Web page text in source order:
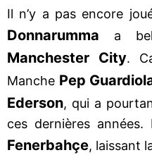
Il n’y a pas encore
Donnarumma a
Manchester City.
Manche Pep
Ederson, qui a
ces dernières
Fenerbahçe, laissant